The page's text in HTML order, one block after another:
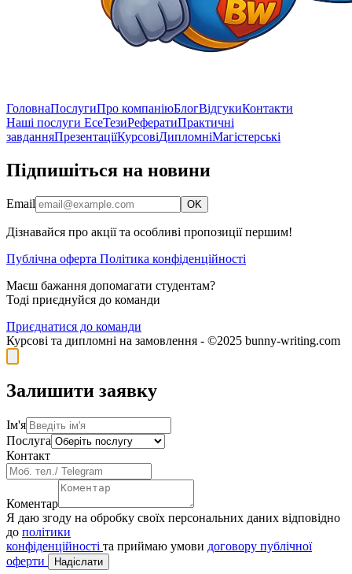
ГоловнаПослугиПро компаніюБлогВідгукиКонтакти
Наші послуги ЕсеТезиРефератиПрактичні
завданняПрезентаціїКурсовіДипломніМагістерські
Підпишіться на новини
Email OK
Дізнавайся про акції та особливі пропозиції першим!
Публічна оферта Політика конфіденційності
Маєш бажання допомагати студентам?
Тоді приєднуйся до команди
Приєднатися до команди
Курсові та дипломні на замовлення - ©2025 bunny-writing.com
Залишити заявку
Ім'я
Послуга
Контакт
Коментар
Я даю згоду на обробку своїх персональних даних відповідно
до політики
конфіденційності та приймаю умови договору публічної
оферти
Надіслати